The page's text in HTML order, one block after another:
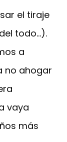
el tiraje
todo…).
a
no ahogar
vaya
más